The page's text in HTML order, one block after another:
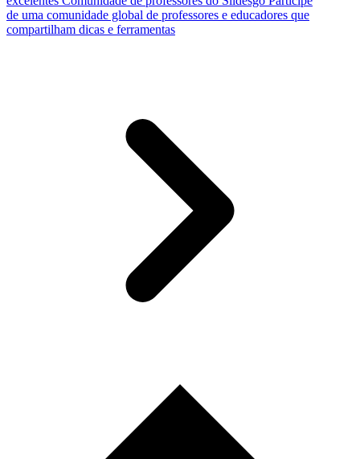
de uma comunidade global de professores e educadores que
compartilham dicas e ferramentas